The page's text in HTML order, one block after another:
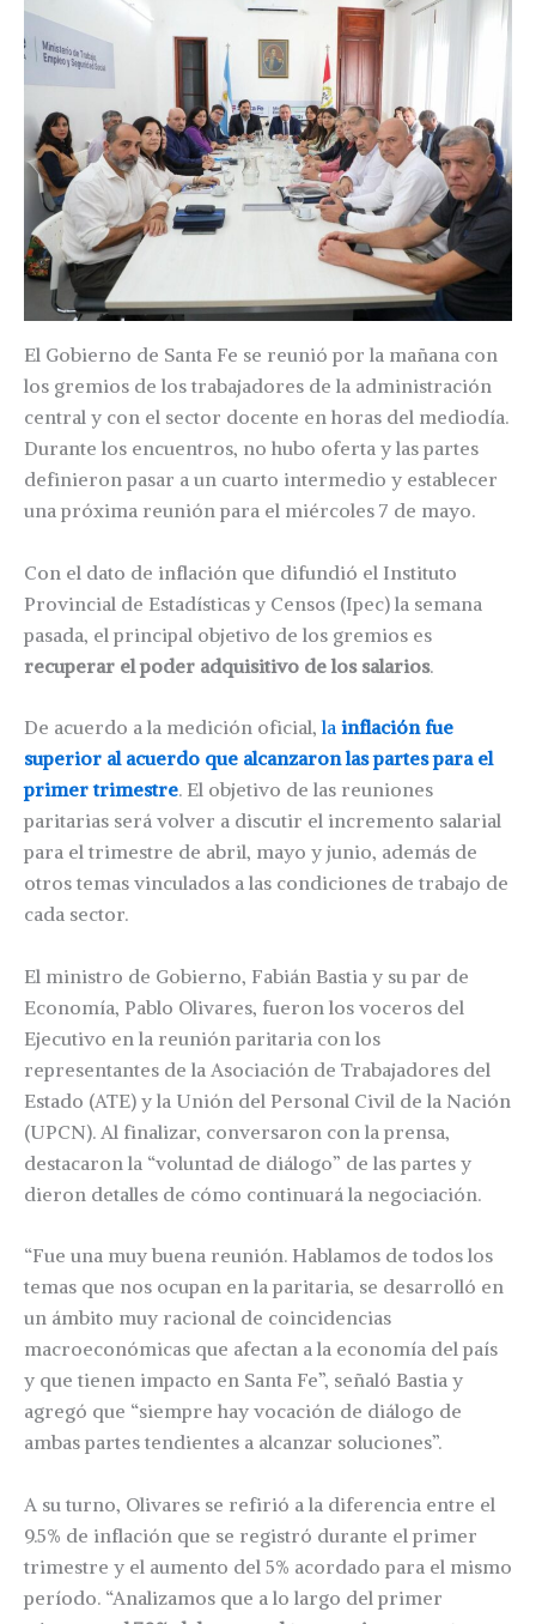
El Gobierno de Santa Fe se reunió por la mañana con
los gremios de los trabajadores de la administración
central y con el sector docente en horas del mediodía.
Durante los encuentros, no hubo oferta y las partes
definieron pasar a un cuarto intermedio y establecer
una próxima reunión para el miércoles 7 de mayo.
Con el dato de inflación que difundió el Instituto
Provincial de Estadísticas y Censos (Ipec) la semana
pasada, el principal objetivo de los gremios es
recuperar el poder adquisitivo de los salarios.
De acuerdo a la medición oficial, la inflación fue
superior al acuerdo que alcanzaron las partes para el
primer trimestre. El objetivo de las reuniones
paritarias será volver a discutir el incremento salarial
para el trimestre de abril, mayo y junio, además de
otros temas vinculados a las condiciones de trabajo de
cada sector.
El ministro de Gobierno, Fabián Bastia y su par de
Economía, Pablo Olivares, fueron los voceros del
Ejecutivo en la reunión paritaria con los
representantes de la Asociación de Trabajadores del
Estado (ATE) y la Unión del Personal Civil de la Nación
(UPCN). Al finalizar, conversaron con la prensa,
destacaron la “voluntad de diálogo” de las partes y
dieron detalles de cómo continuará la negociación.
“Fue una muy buena reunión. Hablamos de todos los
temas que nos ocupan en la paritaria, se desarrolló en
un ámbito muy racional de coincidencias
macroeconómicas que afectan a la economía del país
y que tienen impacto en Santa Fe”, señaló Bastia y
agregó que “siempre hay vocación de diálogo de
ambas partes tendientes a alcanzar soluciones”.
A su turno, Olivares se refirió a la diferencia entre el
9.5% de inflación que se registró durante el primer
trimestre y el aumento del 5% acordado para el mismo
período. “Analizamos que a lo largo del primer